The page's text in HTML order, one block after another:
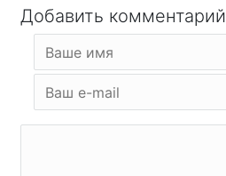
Добавить комментарий